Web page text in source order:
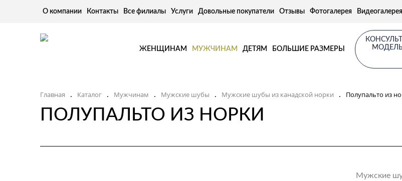
О компании Контакты Все филиалы Услуги Довольные покупатели Отзывы Фотогалерея Видеогалерея
ЖЕНЩИНАМ МУЖЧИНАМ ДЕТЯМ БОЛЬШИЕ РАЗМЕРЫ
Главная . Каталог . Мужчинам . Мужские шубы . Мужские шубы из канадской норки . Полупальто из
ПОЛУПАЛЬТО ИЗ НОРКИ
Мужские